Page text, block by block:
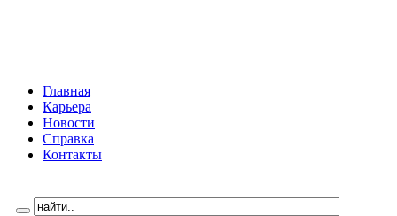
Главная
Карьера
Новости
Справка
Контакты